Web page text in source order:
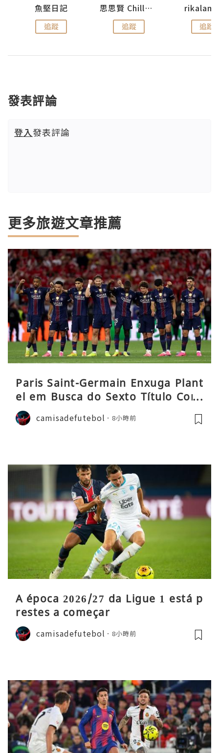
魚堅日記
追蹤
思思賢 ChillMyBabe
追蹤 追蹤
發表評論
登入發表評論
更多旅遊文章推薦
Paris Saint-Germain Enxuga Plant
el em Busca do Sexto Título Cons
ecutivo da Liga
camisadefutebol 8小時前
A época 2026/27 da Ligue 1 está p
restes a começar
camisadefutebol 8小時前